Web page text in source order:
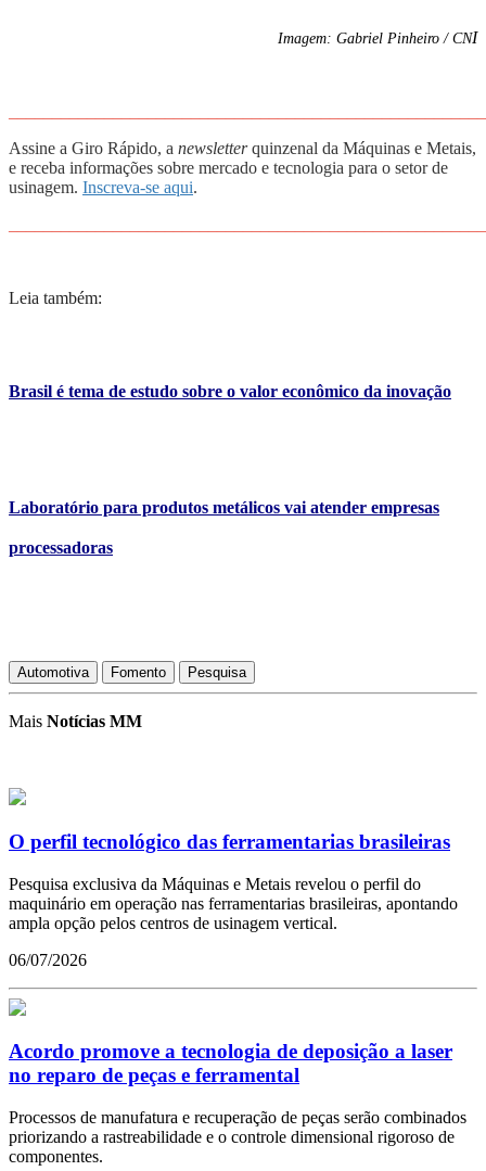
Imagem: Gabriel Pinheiro / CNI
Assine a Giro Rápido, a newsletter quinzenal da Máquinas e Metais,
e receba informações sobre mercado e tecnologia para o setor de
usinagem. Inscreva-se aqui.
Leia também:
Brasil é tema de estudo sobre o valor econômico da inovação
Laboratório para produtos metálicos vai atender empresas
processadoras
Automotiva Fomento Pesquisa
Mais Notícias MM
O perfil tecnológico das ferramentarias brasileiras
Pesquisa exclusiva da Máquinas e Metais revelou o perfil do
maquinário em operação nas ferramentarias brasileiras, apontando
ampla opção pelos centros de usinagem vertical.
06/07/2026
Acordo promove a tecnologia de deposição a laser
no reparo de peças e ferramental
Processos de manufatura e recuperação de peças serão combinados
priorizando a rastreabilidade e o controle dimensional rigoroso de
componentes.